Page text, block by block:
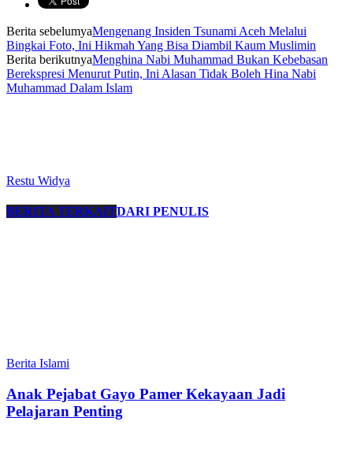
Berita sebelumyaMengenang Insiden Tsunami Aceh Melalui
Bingkai Foto, Ini Hikmah Yang Bisa Diambil Kaum Muslimin
Berita berikutnyaMenghina Nabi Muhammad Bukan Kebebasan
Berekspresi Menurut Putin, Ini Alasan Tidak Boleh Hina Nabi
Muhammad Dalam Islam
Restu Widya
BERITA TERKAITDARI PENULIS
Berita Islami
Anak Pejabat Gayo Pamer Kekayaan Jadi
Pelajaran Penting